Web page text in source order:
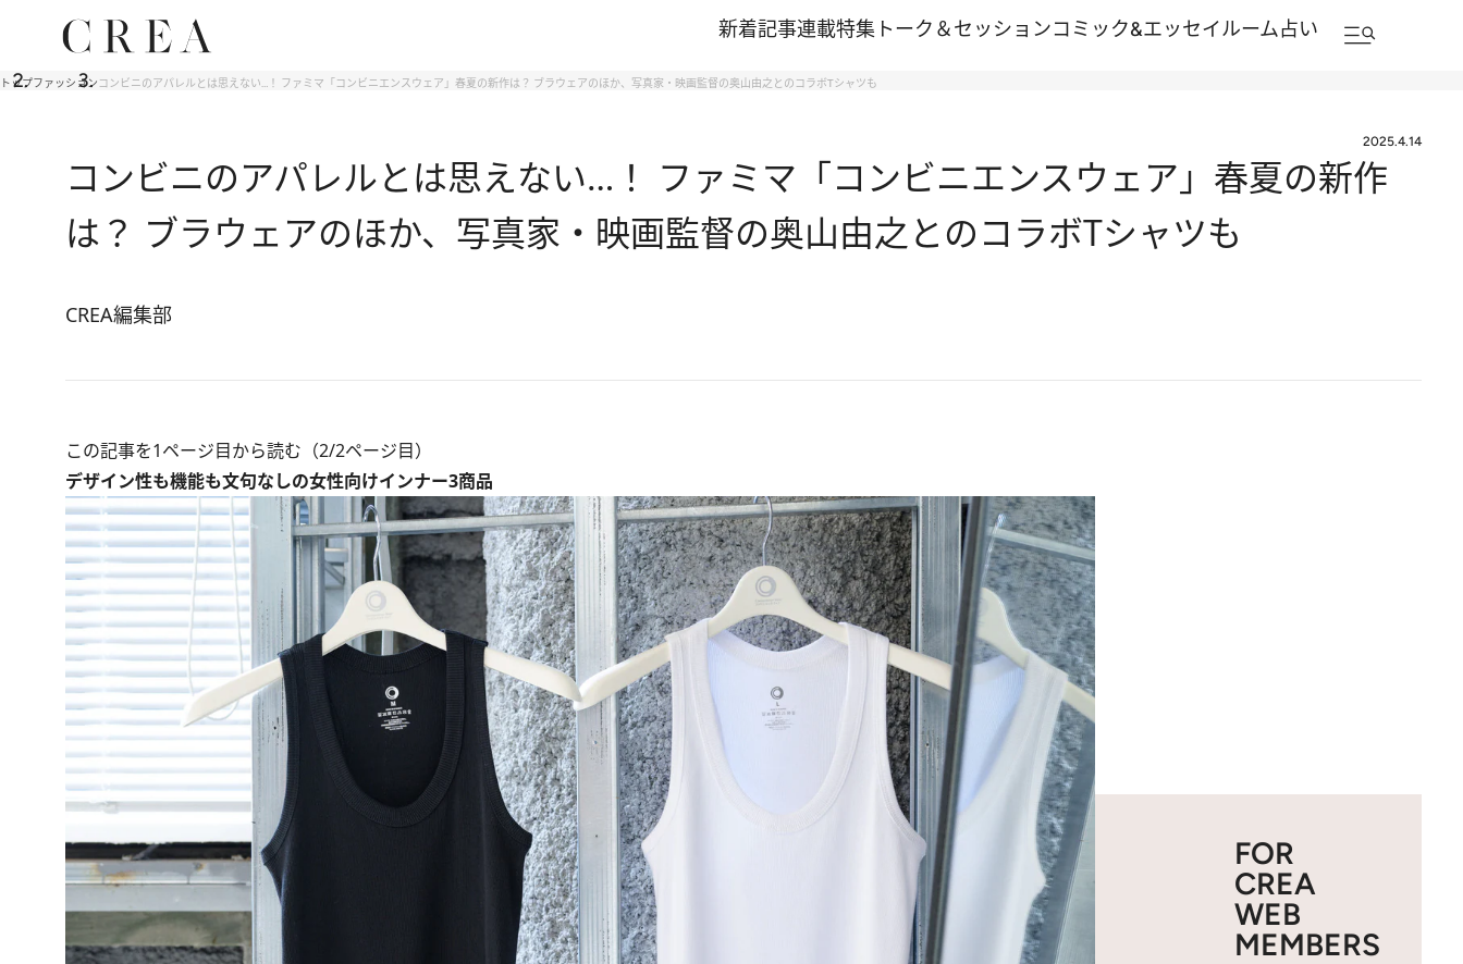
新着記事連載特集 トーク＆セッションコミック&エッセイルーム占い
トップファッションコンビニのアパレルとは思えない…！ ファミマ「コンビニエンスウェア」春夏の新作は？ ブラウェアのほか、写真家・映画監督の奥山由之とのコラボTシャツも
2025.4.14
コンビニのアパレルとは思えない…！ ファミマ「コンビニエンスウェア」春夏の新作
は？ ブラウェアのほか、写真家・映画監督の奥山由之とのコラボTシャツも
CREA編集部
この記事を1ページ目から読む（2/2ページ目）
デザイン性も機能も文句なしの女性向けインナー3商品
FOR
CREA
WEB
MEMBERS